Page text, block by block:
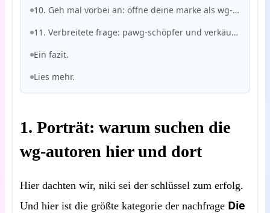
10. Geh mal vorbei an: öffne deine marke als wg-schöpfer
11. Verbreitete frage: pawg-schöpfer und verkäufer Von wg-unterwäsche
Ein fazit.
Lies mehr.
1. Porträt: warum suchen die
wg-autoren hier und dort
Hier dachten wir, niki sei der schlüssel zum erfolg.
Und hier ist die größte kategorie der nachfrage Die